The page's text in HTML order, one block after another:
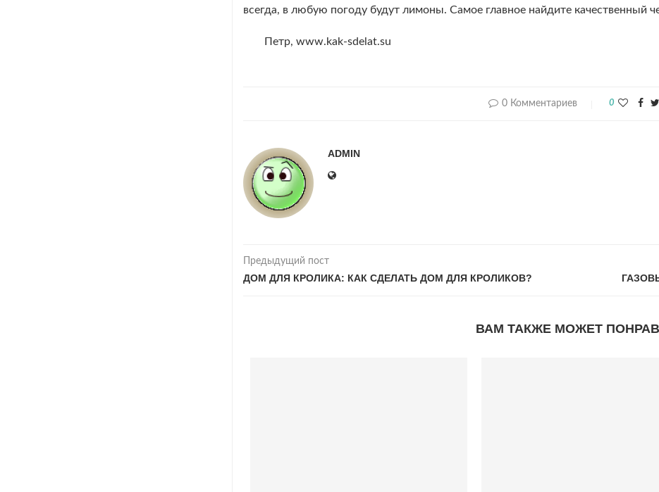
всегда, в любую погоду будут лимоны. Самое главное найдите качественный
Петр, www.kak-sdelat.su
0 Комментариев 0
ADMIN
Предыдущий пост
ДОМ ДЛЯ КРОЛИКА: КАК СДЕЛАТЬ ДОМ ДЛЯ КРОЛИКОВ?
ВАМ ТАКЖЕ МОЖЕТ